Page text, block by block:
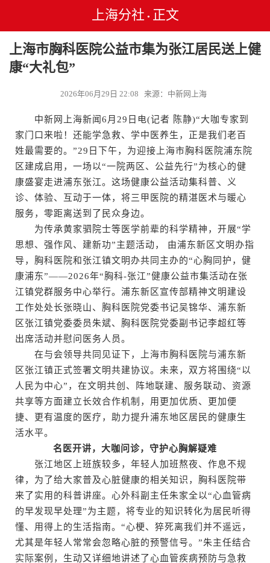
上海分社 • 正文
上海市胸科医院公益市集为张江居民送上健
康“大礼包”
2026年06月29日 22:08 来源：中新网上海
中新网上海新闻6月29日电(记者 陈静)“大咖专家到
家门口来啦！还能学急救、学中医养生，正是我们老百
姓最需要的。”29日下午，为迎接上海市胸科医院浦东院
区建成启用，一场以“一院两区、公益先行”为核心的健
康盛宴走进浦东张江。这场健康公益活动集科普、义
诊、体验、互动于一体，将三甲医院的精湛医术与暖心
服务，零距离送到了民众身边。
为传承黄家驷院士等医学前辈的科学精神，开展“学
思想、强作风、建新功”主题活动， 由浦东新区文明办指
导，胸科医院和张江镇文明办共同主办的“心胸同护，健
康浦东”——2026年“胸科-张江”健康公益市集活动在张
江镇党群服务中心举行。浦东新区宣传部精神文明建设
工作处处长张晓山、胸科医院党委书记吴锦华、浦东新
区张江镇党委委员朱斌、胸科医院党委副书记李超红等
出席活动并慰问医务人员。
在与会领导共同见证下，上海市胸科医院与浦东新
区张江镇正式签署文明共建协议。未来，双方将围绕“以
人民为中心”，在文明共创、阵地联建、服务联动、资源
共享等方面建立长效合作机制，用更加优质、更加便
捷、更有温度的医疗，助力提升浦东地区居民的健康生
活水平。
名医开讲，大咖问诊，守护心胸解疑难
张江地区上班族较多，年轻人加班熬夜、作息不规
律，为了给大家普及心脏健康的相关知识，胸科医院带
来了实用的科普讲座。心外科副主任朱家全以“心血管病
的早发现早处理”为主题，将专业的知识转化为居民听得
懂、用得上的生活指南。“心梗、猝死离我们并不遥远，
尤其是年轻人常常会忽略心脏的预警信号。”朱主任结合
实际案例，生动又详细地讲述了心血管疾病预防与急救